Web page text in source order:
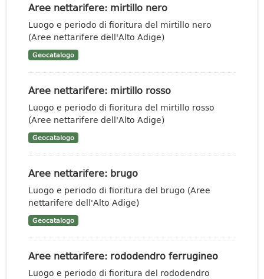
Aree nettarifere: mirtillo nero
Luogo e periodo di fioritura del mirtillo nero
(Aree nettarifere dell'Alto Adige)
Geocatalogo
Aree nettarifere: mirtillo rosso
Luogo e periodo di fioritura del mirtillo rosso
(Aree nettarifere dell'Alto Adige)
Geocatalogo
Aree nettarifere: brugo
Luogo e periodo di fioritura del brugo (Aree
nettarifere dell'Alto Adige)
Geocatalogo
Aree nettarifere: rododendro ferrugineo
Luogo e periodo di fioritura del rododendro